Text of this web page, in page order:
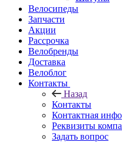
Велосипеды
Запчасти
Акции
Рассрочка
Велобренды
Доставка
Велоблог
Контакты
Назад
Контакты
Контактная
Реквизиты
Задать вопрос